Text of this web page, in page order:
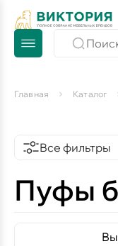
Главная Каталог
Все фильтры
Пуфы